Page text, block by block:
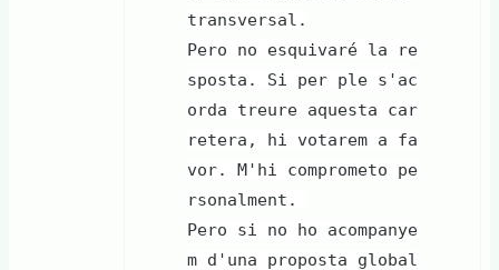
transversal.
Pero no esquivaré la re
sposta. Si per ple s'ac
orda treure aquesta car
retera, hi votarem a fa
vor. M'hi comprometo pe
rsonalment.
Pero si no ho acompanye
m d'una proposta global